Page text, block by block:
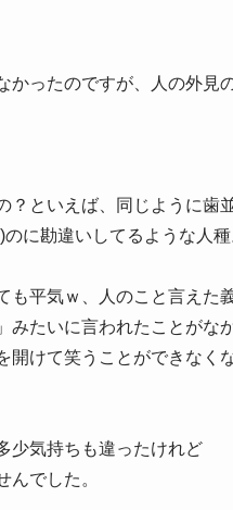
かったのですが、人の外見
？といえば、
同じように歯
に勘違いしてる ような人種
も平気ｗ、人のこと言えた
たいに言われたことがな
開けて笑うことができなく
少気持ちも違ったけれど
んでした。